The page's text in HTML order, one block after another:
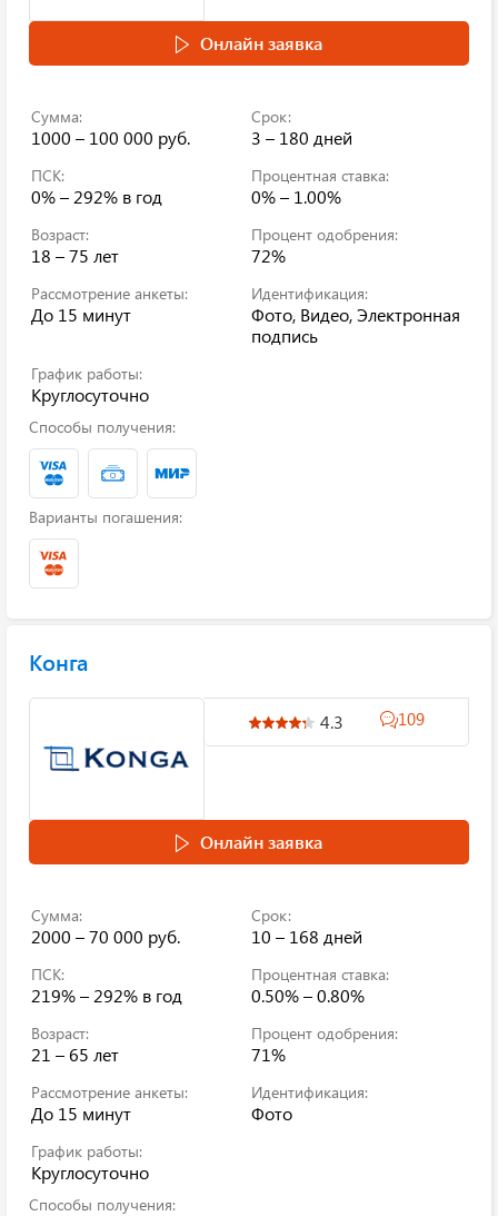
Онлайн заявка
Сумма:
1000 – 100 000 руб.
Срок:
3 – 180 дней
ПСК:
0% – 292% в год
Процентная ставка:
0% – 1.00%
Возраст:
18 – 75 лет
Процент одобрения:
72%
Рассмотрение анкеты:
До 15 минут
Идентификация:
Фото, Видео, Электронная
подпись
График работы:
Круглосуточно
Способы получения:
Варианты погашения:
Конга
4.3 109
Онлайн заявка
Сумма:
2000 – 70 000 руб.
Срок:
10 – 168 дней
ПСК:
219% – 292% в год
Процентная ставка:
0.50% – 0.80%
Возраст:
21 – 65 лет
Процент одобрения:
71%
Рассмотрение анкеты:
До 15 минут
Идентификация:
Фото
График работы:
Круглосуточно
Способы получения: